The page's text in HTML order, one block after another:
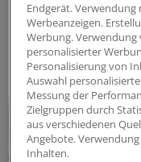
aus, die neue
wissenschaftliche
und welche
ANZEIGE|Jung-Stiftung
Endgerät.
Werbeanzeigen.
Werbung.
personalisierter
Personalisierung von
Auswahl
Messung der
Zielgruppen durch
aus verschiedenen
Angebote.
Inhalten.